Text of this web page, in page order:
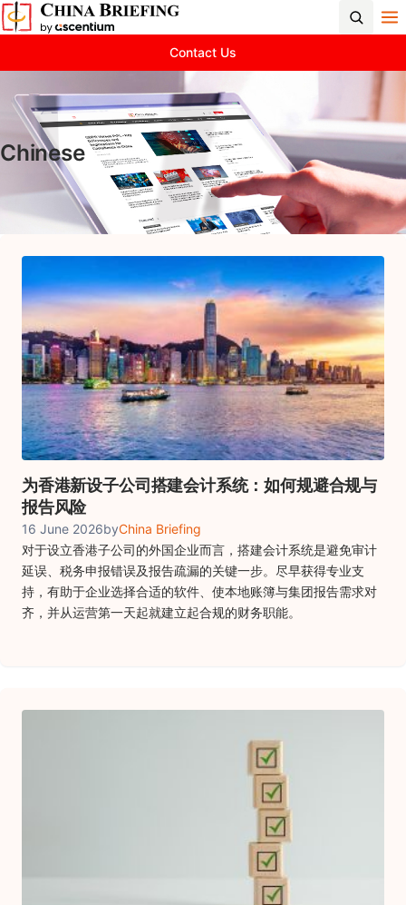
Contact Us
Chinese
为香港新设子公司搭建会计系统：如何规避合规与
报告风险
16 June 2026byChina Briefing
对于设立香港子公司的外国企业而言，搭建会计系统是避免审计
延误、税务申报错误及报告疏漏的关键一步。尽早获得专业支
持，有助于企业选择合适的软件、使本地账簿与集团报告需求对
齐，并从运营第一天起就建立起合规的财务职能。